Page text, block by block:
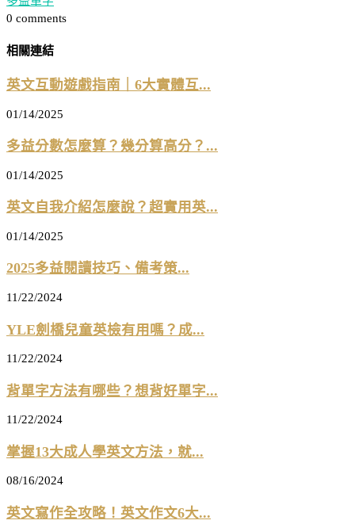
0 comments
相關連結
英文互動遊戲指南｜6大實體互...
01/14/2025
多益分數怎麼算？幾分算高分？...
01/14/2025
英文自我介紹怎麼說？超實用英...
01/14/2025
2025多益閱讀技巧、備考策...
11/22/2024
YLE劍橋兒童英檢有用嗎？成...
11/22/2024
背單字方法有哪些？想背好單字...
11/22/2024
掌握13大成人學英文方法，就...
08/16/2024
英文寫作全攻略！英文作文6大...